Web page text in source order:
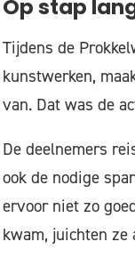
Op stap
Tijdens de
kunstwerken,
van. Dat was de
De deelnemers
ook de nodige
ervoor niet zo
kwam, juichten ze